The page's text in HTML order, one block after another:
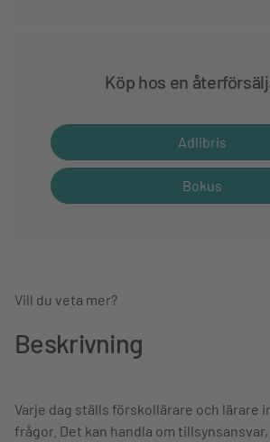
Vill du veta mer?
Beskrivning
Varje dag ställs förskollärare och lärare
frågor. Det kan handla om
Köp hos en
Adlibris
Bokus